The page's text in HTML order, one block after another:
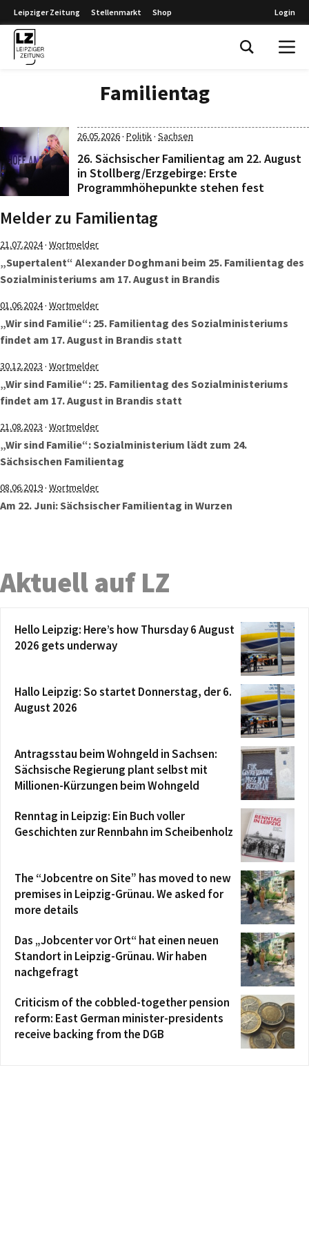
Leipziger Zeitung Stellenmarkt Shop Login
Familientag
26.05.2026· Politik· Sachsen
26. Sächsischer Familientag am 22. August
in Stollberg/Erzgebirge: Erste
Programmhöhepunkte stehen fest
Melder zu Familientag
21.07.2024· Wortmelder
„Supertalent“ Alexander Doghmani beim 25. Familientag des
Sozialministeriums am 17. August in Brandis
01.06.2024· Wortmelder
„Wir sind Familie“: 25. Familientag des Sozialministeriums
findet am 17. August in Brandis statt
30.12.2023 · Wortmelder
„Wir sind Familie“: 25. Familientag des Sozialministeriums
findet am 17. August in Brandis statt
21.08.2023 · Wortmelder
„Wir sind Familie“: Sozialministerium lädt zum 24.
Sächsischen Familientag
08.06.2019· Wortmelder
Am 22. Juni: Sächsischer Familientag in Wurzen
Aktuell auf LZ
Hello Leipzig: Here’s how Thursday 6 August
2026 gets underway
Hallo Leipzig: So startet Donnerstag, der 6.
August 2026
Antragsstau beim Wohngeld in Sachsen:
Sächsische Regierung plant selbst mit
Millionen-Kürzungen beim Wohngeld
Renntag in Leipzig: Ein Buch voller
Geschichten zur Rennbahn im Scheibenholz
The “Jobcentre on Site” has moved to new
premises in Leipzig-Grünau. We asked for
more details
Das „Jobcenter vor Ort“ hat einen neuen
Standort in Leipzig-Grünau. Wir haben
nachgefragt
Criticism of the cobbled-together pension
reform: East German minister-presidents
receive backing from the DGB